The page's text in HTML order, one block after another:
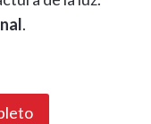
.